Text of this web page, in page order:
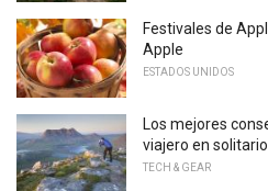
Festivales de
Apple
ESTADOS UNIDOS
Los mejores
viajero en solitario
TECH & GEAR